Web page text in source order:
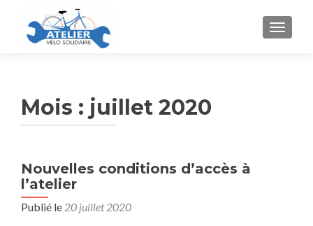
Mois : juillet 2020
Nouvelles conditions d’accès à
l’atelier
Publié le 20 juillet 2020